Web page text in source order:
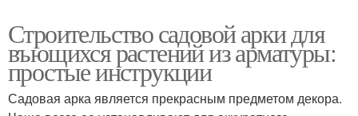
Строительство садовой арки для
въющихся растений из арматуры:
простые инструкции
Садовая арка является прекрасным предметом декора.